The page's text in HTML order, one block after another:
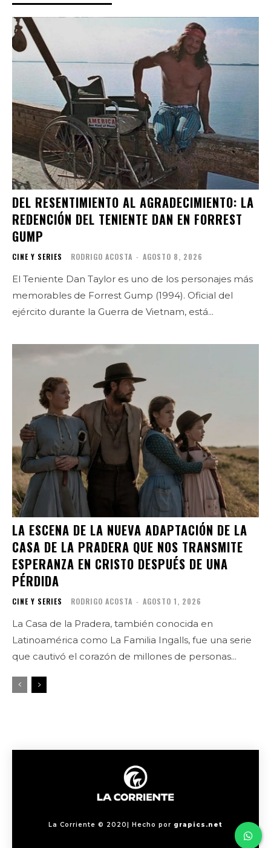
DEL RESENTIMIENTO AL AGRADECIMIENTO: LA
REDENCIÓN DEL TENIENTE DAN EN FORREST
GUMP
CINE Y SERIES RODRIGO ACOSTA - AGOSTO 8, 2026
El Teniente Dan Taylor es uno de los personajes más
memorables de Forrest Gump (1994). Oficial del
ejército durante la Guerra de Vietnam, está...
LA ESCENA DE LA NUEVA ADAPTACIÓN DE LA
CASA DE LA PRADERA QUE NOS TRANSMITE
ESPERANZA EN CRISTO DESPUÉS DE UNA
PÉRDIDA
CINE Y SERIES RODRIGO ACOSTA - AGOSTO 1, 2026
La Casa de la Pradera, también conocida en
Latinoamérica como La Familia Ingalls, fue una serie
que cautivó el corazón de millones de personas...
La Corriente © 2020| Hecho por grapics.net